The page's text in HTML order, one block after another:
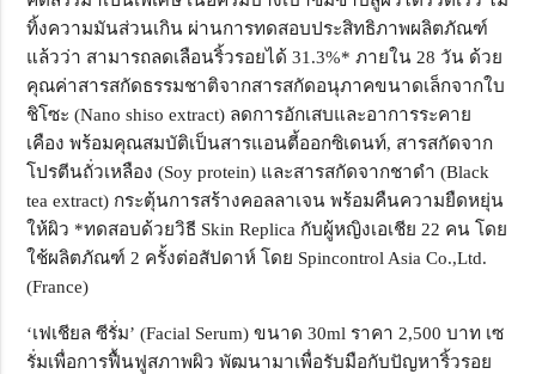
ทิ้งความมันส่วนเกิน ผ่านการทดสอบประสิทธิภาพผลิตภัณฑ์
แล้วว่า สามารถลดเลือนริ้วรอยได้ 31.3%* ภายใน 28 วัน ด้วย
คุณค่าสารสกัดธรรมชาติจากสารสกัดอนุภาคขนาดเล็กจากใบ
ชิโซะ (Nano shiso extract) ลดการอักเสบและอาการระคาย
เคือง พร้อมคุณสมบัติเป็นสารแอนตี้ออกซิเดนท์, สารสกัดจาก
โปรตีนถั่วเหลือง (Soy protein) และสารสกัดจากชาดำ (Black
tea extract) กระตุ้นการสร้างคอลลาเจน พร้อมคืนความยืดหยุ่น
ให้ผิว *ทดสอบด้วยวิธี Skin Replica กับผู้หญิงเอเชีย 22 คน โดย
ใช้ผลิตภัณฑ์ 2 ครั้งต่อสัปดาห์ โดย Spincontrol Asia Co.,Ltd.
(France)
‘เฟเชียล ซีรั่ม’(Facial Serum)ขนาด 30ml ราคา 2,500บาท เซ
รั่มเพื่อการฟื้นฟูสภาพผิว พัฒนามาเพื่อรับมือกับปัญหาริ้วรอย